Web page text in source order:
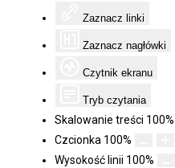
Zaznacz linki
Zaznacz nagłówki
Czytnik ekranu
Tryb czytania
Skalowanie treści 100%
Czcionka 100%
Wysokość linii 100%